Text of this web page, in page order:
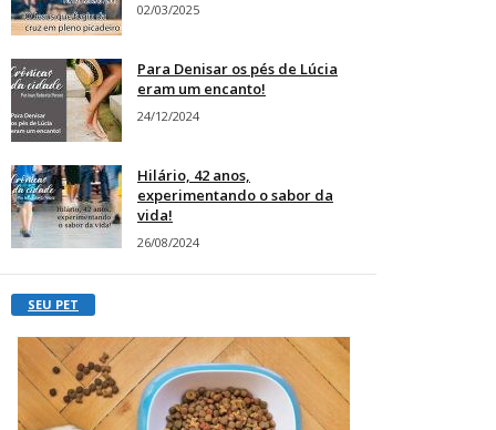
02/03/2025
Para Denisar os pés de Lúcia
eram um encanto!
24/12/2024
Hilário, 42 anos,
experimentando o sabor da
vida!
26/08/2024
SEU PET